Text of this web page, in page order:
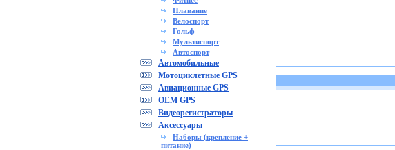
Плавание
Велоспорт
Гольф
Мультиспорт
Автоспорт
Автомобильные
Мотоциклетные GPS
Авиационные GPS
OEM GPS
Видеорегистраторы
Аксессуары
Наборы (крепление +
питание)